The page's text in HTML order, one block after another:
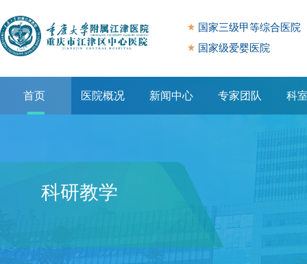
国家三级甲等综合医院
国家级爱婴医院
首页 医院概况 新闻中心 专家团队 科
科研教学